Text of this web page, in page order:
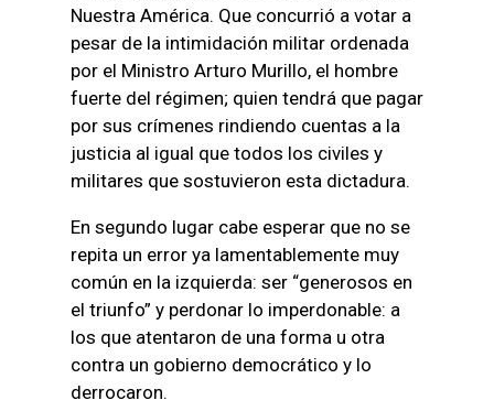
Nuestra América. Que concurrió a votar a
pesar de la intimidación militar ordenada
por el Ministro Arturo Murillo, el hombre
fuerte del régimen; quien tendrá que pagar
por sus crímenes rindiendo cuentas a la
justicia al igual que todos los civiles y
militares que sostuvieron esta dictadura.
En segundo lugar cabe esperar que no se
repita un error ya lamentablemente muy
común en la izquierda: ser “generosos en
el triunfo” y perdonar lo imperdonable: a
los que atentaron de una forma u otra
contra un gobierno democrático y lo
derrocaron.